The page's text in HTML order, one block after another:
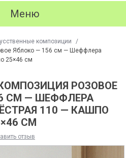
Меню
композиции
/
Яблоко — 156 см — Шеффлера
25×46 см
РОЗОВОЕ
СМ — ШЕФФЛЕРА
110 — КАШПО
СМ
отзыв